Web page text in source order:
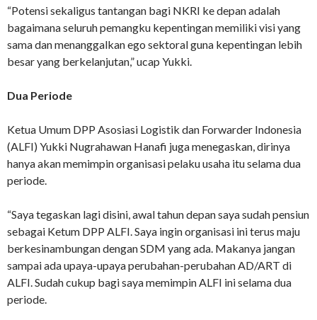
“Potensi sekaligus tantangan bagi NKRI ke depan adalah
bagaimana seluruh pemangku kepentingan memiliki visi yang
sama dan menanggalkan ego sektoral guna kepentingan lebih
besar yang berkelanjutan,” ucap Yukki.
Dua Periode
Ketua Umum DPP Asosiasi Logistik dan Forwarder Indonesia
(ALFI) Yukki Nugrahawan Hanafi juga menegaskan, dirinya
hanya akan memimpin organisasi pelaku usaha itu selama dua
periode.
“Saya tegaskan lagi disini, awal tahun depan saya sudah pensiun
sebagai Ketum DPP ALFI. Saya ingin organisasi ini terus maju
berkesinambungan dengan SDM yang ada. Makanya jangan
sampai ada upaya-upaya perubahan-perubahan AD/ART di
ALFI. Sudah cukup bagi saya memimpin ALFI ini selama dua
periode.